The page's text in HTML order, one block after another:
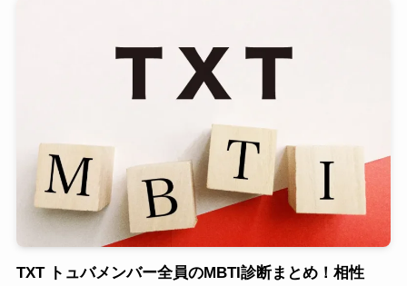
TXT トュバメンバー全員のMBTI診断まとめ！相性